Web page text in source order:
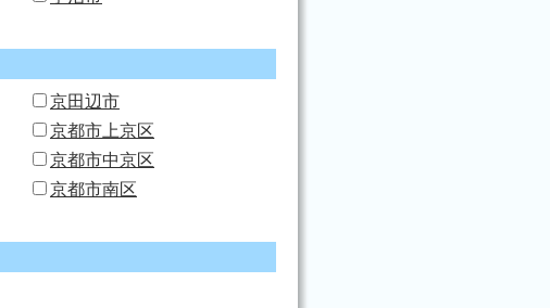
京田辺市
京都市上京区
京都市中京区
京都市南区